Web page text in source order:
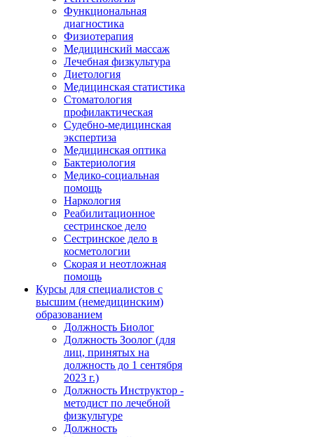
Функциональная
диагностика
Физиотерапия
Медицинский массаж
Лечебная физкультура
Диетология
Медицинская статистика
Стоматология
профилактическая
Судебно-медицинская
экспертиза
Медицинская оптика
Бактериология
Медико-социальная
помощь
Наркология
Реабилитационное
сестринское дело
Сестринское дело в
косметологии
Скорая и неотложная
помощь
Курсы для специалистов с
высшим (немедицинским)
образованием
Должность Биолог
Должность Зоолог (для
лиц, принятых на
должность до 1 сентября
2023 г.)
Должность Инструктор -
методист по лечебной
физкультуре
Должность